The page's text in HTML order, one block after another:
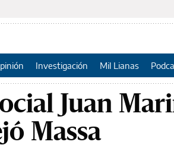
Investigación Mil Lianas
Juan
Massa